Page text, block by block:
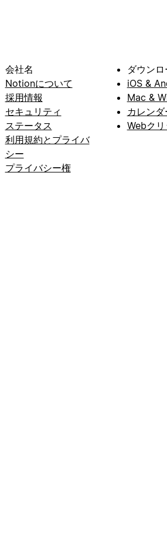
会社名
Notionについて
採用情報
セキュリティ
ステータス
利用規約とプライバ
シー
プライバシー権
ダウンロ
iOS &
Mac &
カレンダ
Webク